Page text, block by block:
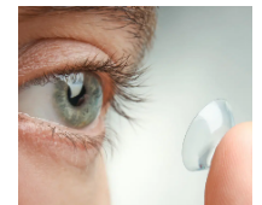
a
d
r
e
s
u